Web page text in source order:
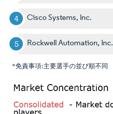
Cisco Systems, Inc.
Rockwell Automation, Inc.
*免責事項:主要選手の並び順不同